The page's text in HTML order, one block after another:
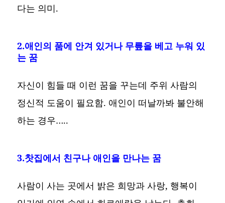
다는 의미.
2.애인의 품에 안겨 있거나 무릎을 베고 누워 있
는 꿈
자신이 힘들 때 이런 꿈을 꾸는데 주위 사람의
정신적 도움이 필요함. 애인이 떠날까봐 불안해
하는 경우…..
3.찻집에서 친구나 애인을 만나는 꿈
사람이 사는 곳에서 밝은 희망과 사랑, 행복이